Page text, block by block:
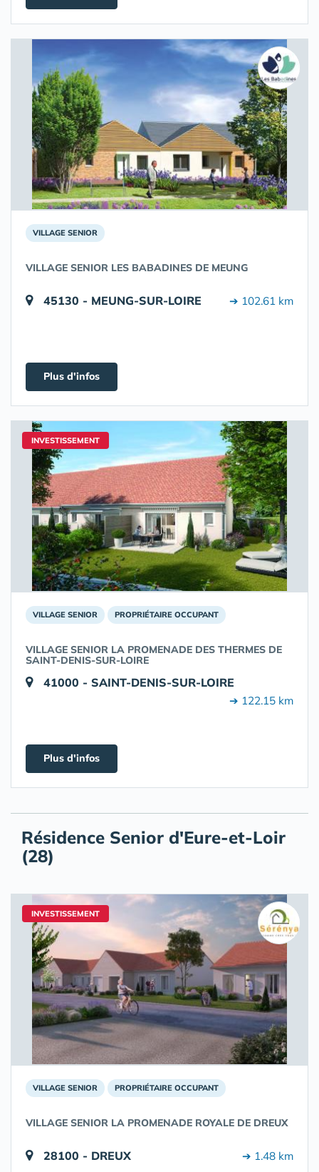
VILLAGE SENIOR
VILLAGE SENIOR LES BABADINES DE MEUNG
45130 - MEUNG-SUR-LOIRE ➔ 102.61 km
Plus d'infos
INVESTISSEMENT
VILLAGE SENIOR PROPRIÉTAIRE OCCUPANT
VILLAGE SENIOR LA PROMENADE DES THERMES DE
SAINT-DENIS-SUR-LOIRE
41000 - SAINT-DENIS-SUR-LOIRE
➔ 122.15 km
Plus d'infos
Résidence Senior d'Eure-et-Loir
(28)
INVESTISSEMENT
VILLAGE SENIOR PROPRIÉTAIRE OCCUPANT
VILLAGE SENIOR LA PROMENADE ROYALE DE DREUX
28100 - DREUX ➔ 1.48 km